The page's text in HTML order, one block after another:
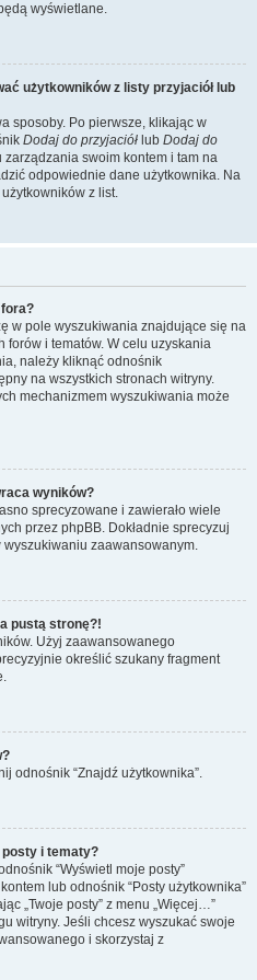
wyświetlane.
użytkowników z listy przyjaciół lub
sposoby. Po pierwsze, klikając w
Dodaj do przyjaciół lub Dodaj do
swoim kontem i tam na
odpowiednie dane użytkownika. Na
z list.
w pole wyszukiwania znajdujące się na
forów i tematów. W celu uzyskania
należy kliknąć odnośnik
na wszystkich stronach witryny.
mechanizmem wyszukiwania może
wyników?
sprecyzowane i zawierało wiele
przez phpBB. Dokładnie sprecyzuj
zaawansowanym.
pustą stronę?!
Użyj zaawansowanego
określić szukany fragment
odnośnik “Znajdź użytkownika”.
posty i tematy?
“Wyświetl moje posty”
lub odnośnik “Posty użytkownika”
„Twoje posty” z menu „Więcej…”
witryny. Jeśli chcesz wyszukać swoje
i skorzystaj z